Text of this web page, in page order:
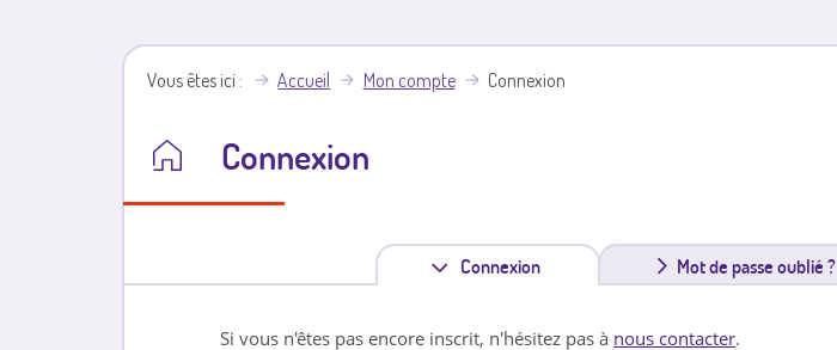
Vous êtes ici Accueil Mon compte Connexion
Connexion
Connexion Mot de passe oublié ?
Si vous n'êtes pas encore inscrit, n'hésitez pas à nous contacter.